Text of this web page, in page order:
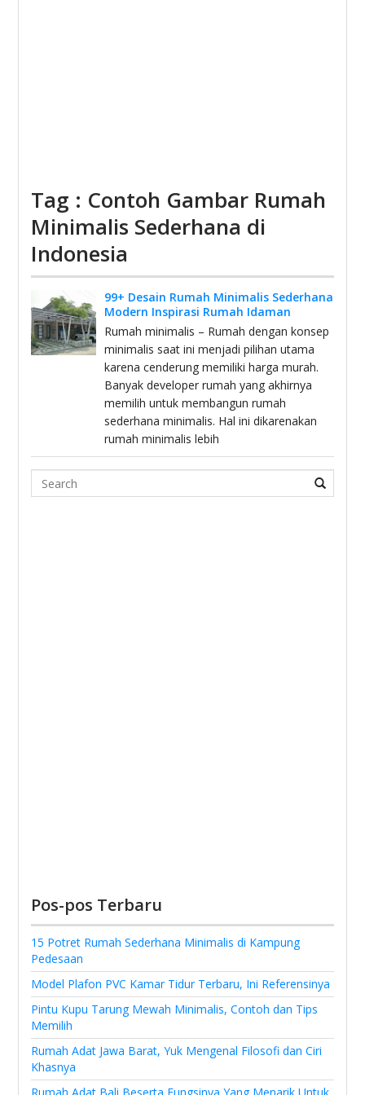
Tag : Contoh Gambar Rumah
Minimalis Sederhana di
Indonesia
99+ Desain Rumah Minimalis Sederhana
Modern Inspirasi Rumah Idaman
Rumah minimalis – Rumah dengan konsep
minimalis saat ini menjadi pilihan utama
karena cenderung memiliki harga murah.
Banyak developer rumah yang akhirnya
memilih untuk membangun rumah
sederhana minimalis. Hal ini dikarenakan
rumah minimalis lebih
Search
Pos-pos Terbaru
15 Potret Rumah Sederhana Minimalis di Kampung
Pedesaan
Model Plafon PVC Kamar Tidur Terbaru, Ini Referensinya
Pintu Kupu Tarung Mewah Minimalis, Contoh dan Tips
Memilih
Rumah Adat Jawa Barat, Yuk Mengenal Filosofi dan Ciri
Khasnya